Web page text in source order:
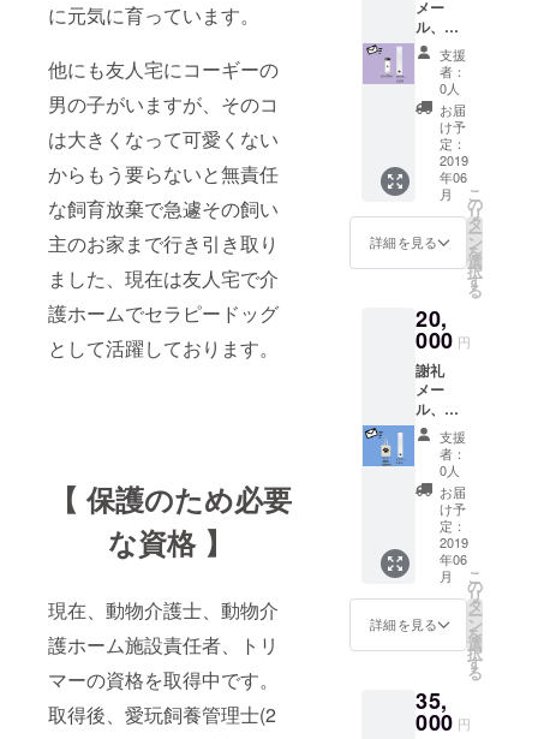
に元気に育っています。
他にも友人宅にコーギーの
男の子がいますが、そのコ
は大きくなって可愛くない
からもう要らないと無責任
な飼育放棄で急遽その飼い
主のお家まで行き引き取り
ました、現在は友人宅で介
護ホームでセラピードッグ
として活躍しております。
【 保護のため必要
な資格 】
現在、動物介護士、動物介
護ホーム施設責任者、トリ
マーの資格を取得中です。
取得後、愛玩飼養管理士(2
メー
ル、オ
リジナ
ルタン
ラー、
オリジ
ナルマ
フラー
タオル
支援
者：
0人
お届
け予
定：
2019
年06
月
詳細を見る
こ
の
リ
タ
ー
ン
を
選
択
す
る
20,
000 円
謝礼
メー
ル、オ
リジナ
ルポス
トカー
ド、オ
リジナ
ルバッ
グ、オ
リジナ
ルマフ
ラータ
オル
支援
者：
0人
お届
け予
定：
2019
年06
月
詳細を見る
こ
の
リ
タ
ー
ン
を
選
択
す
る
35,
000 円